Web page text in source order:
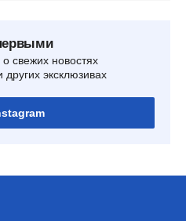
свежих новостях
эксклюзивах